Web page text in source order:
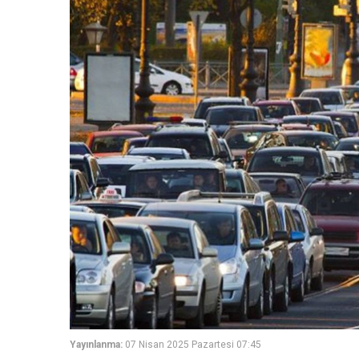
Yayınlanma: 07 Nisan 2025 Pazartesi 07:45